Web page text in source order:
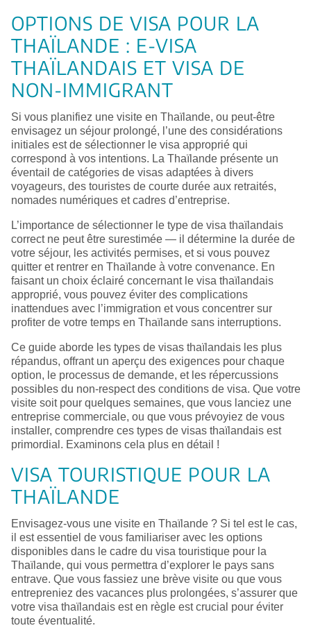
OPTIONS DE VISA POUR LA
THAÏLANDE : E-VISA
THAÏLANDAIS ET VISA DE
NON-IMMIGRANT
Si vous planifiez une visite en Thaïlande, ou peut-être
envisagez un séjour prolongé, l’une des considérations
initiales est de sélectionner le visa approprié qui
correspond à vos intentions. La Thaïlande présente un
éventail de catégories de visas adaptées à divers
voyageurs, des touristes de courte durée aux retraités,
nomades numériques et cadres d’entreprise.
L’importance de sélectionner le type de visa thaïlandais
correct ne peut être surestimée — il détermine la durée de
votre séjour, les activités permises, et si vous pouvez
quitter et rentrer en Thaïlande à votre convenance. En
faisant un choix éclairé concernant le visa thaïlandais
approprié, vous pouvez éviter des complications
inattendues avec l’immigration et vous concentrer sur
profiter de votre temps en Thaïlande sans interruptions.
Ce guide aborde les types de visas thaïlandais les plus
répandus, offrant un aperçu des exigences pour chaque
option, le processus de demande, et les répercussions
possibles du non-respect des conditions de visa. Que votre
visite soit pour quelques semaines, que vous lanciez une
entreprise commerciale, ou que vous prévoyiez de vous
installer, comprendre ces types de visas thaïlandais est
primordial. Examinons cela plus en détail !
VISA TOURISTIQUE POUR LA
THAÏLANDE
Envisagez-vous une visite en Thaïlande ? Si tel est le cas,
il est essentiel de vous familiariser avec les options
disponibles dans le cadre du visa touristique pour la
Thaïlande, qui vous permettra d’explorer le pays sans
entrave. Que vous fassiez une brève visite ou que vous
entrepreniez des vacances plus prolongées, s’assurer que
votre visa thaïlandais est en règle est crucial pour éviter
toute éventualité.